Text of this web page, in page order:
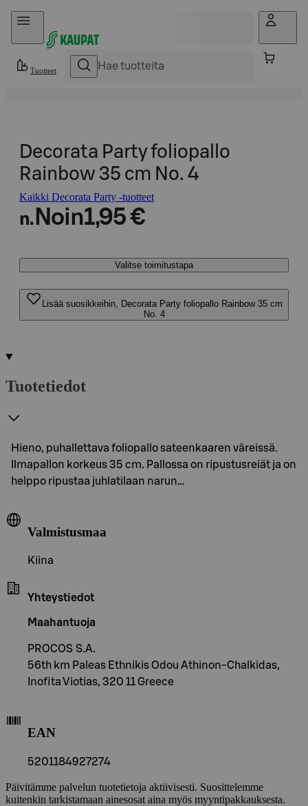
Hyppää sisältöön
Tuotteet
Decorata Party foliopallo
Rainbow 35 cm No. 4
Kaikki Decorata Party -tuotteet
n. Noin1,95 €
Valitse toimitustapa
Lisää suosikkeihin, Decorata Party foliopallo Rainbow 35 cm
No. 4
Tuotetiedot
Hieno, puhallettava foliopallo sateenkaaren väreissä.
Ilmapallon korkeus 35 cm. Pallossa on ripustusreiät ja on
helppo ripustaa juhlatilaan narun…
Valmistusmaa
Kiina
Yhteystiedot
Maahantuoja
PROCOS S.A.
56th km Paleas Ethnikis Odou Athinon-Chalkidas,
Inofita Viotias, 320 11 Greece
EAN
5201184927274
Päivitämme palvelun tuotetietoja aktiivisesti. Suosittelemme
kuitenkin tarkistamaan ainesosat aina myös myyntipakkauksesta.